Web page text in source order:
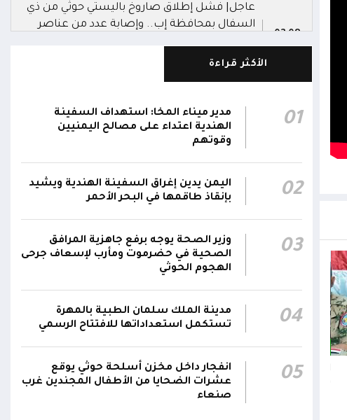
المقاومة الوطنية تودع بتشييع رسمي
وشعبي الشهيد الظاهري
تشييع مهيب لجثمان الشهيد
العميد يحيى وحيش قائد
02:08
عاجل| فشل إطلاق صاروخ باليستي حوثي من ذي
السفال بمحافظة إب.. وإصابة عدد من عناصر
القاعدة
02:03
أبطال الجيش استشهدوا في هجوم حوثي
بالصواريخ الباليستية والمسيرات.. وتؤكد: الرد
سيكون رادعاً واستعادة الدولة مستمرة
00:42
نجران جراء اعتداءات حوثية بالمقذوفات على
الأعيان المدنية
نائب رئيس مجلس القيادة الفريق أول ركن طارق
صالح: جرائم الحوثي لن تثني القوات المسلحة عن
أداء واجبها الوطني واستعادة الدولة وعاصمتها
صنعاء
الأكثر قراءة
01
مدير ميناء المخا: استهداف السفينة
الهندية اعتداء على مصالح اليمنيين
وقوتهم
02
اليمن يدين إغراق السفينة الهندية ويشيد
بإنقاذ طاقمها في البحر الأحمر
03
وزير الصحة يوجه برفع جاهزية المرافق
الصحية في حضرموت ومأرب لإسعاف جرحى
الهجوم الحوثي
04
مدينة الملك سلمان الطبية بالمهرة
تستكمل استعداداتها للافتتاح الرسمي
05
انفجار داخل مخزن أسلحة حوثي يوقع
عشرات الضحايا من الأطفال المجندين غرب
صنعاء